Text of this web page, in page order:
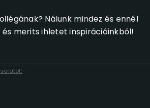
Nálunk mindez és ennél
és merits ihletet inspirációinkból!